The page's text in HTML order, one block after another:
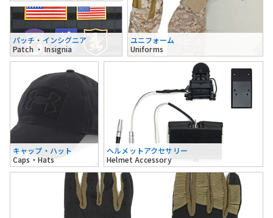
パッチ・インシグニア
Patch ・ Insignia
ユニフォーム
Uniforms
キャップ・ハット
Caps・Hats
ヘルメットアクセサリー
Helmet Accessory